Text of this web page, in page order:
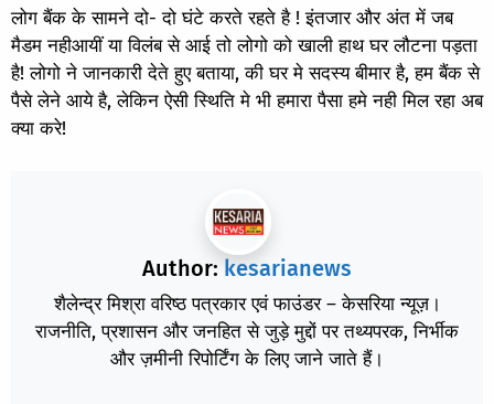
लोग बैंक के सामने दो- दो घंटे करते रहते है ! इंतजार और अंत में जब
मैडम नहीआयीं या विलंब से आई तो लोगो को खाली हाथ घर लौटना पड़ता
है! लोगो ने जानकारी देते हुए बताया, की घर मे सदस्य बीमार है, हम बैंक से
पैसे लेने आये है, लेकिन ऐसी स्थिति मे भी हमारा पैसा हमे नही मिल रहा अब
क्या करे!
Author: kesarianews
शैलेन्द्र मिश्रा वरिष्ठ पत्रकार एवं फाउंडर – केसरिया न्यूज़।
राजनीति, प्रशासन और जनहित से जुड़े मुद्दों पर तथ्यपरक, निर्भीक
और ज़मीनी रिपोर्टिंग के लिए जाने जाते हैं।